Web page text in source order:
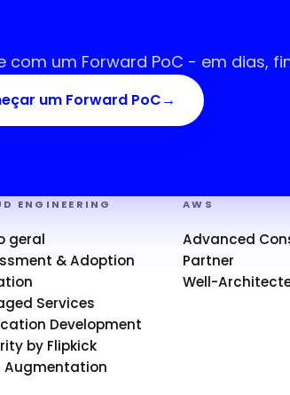
com um Forward PoC - em dias,
um Forward PoC→
ENGINEERING
geral
& Adoption
Services
Development
by Flipkick
Augmentation
AWS
Advanced
Partner
Well-